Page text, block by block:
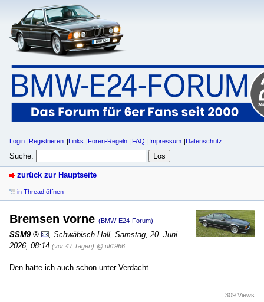
Login Registrieren Links Foren-Regeln FAQ Impressum Datenschutz
Suche:
zurück zur Hauptseite
in Thread öffnen
Bremsen vorne (BMW-E24-Forum)
SSM9 Schwäbisch Hall Samstag, 20. Juni
2026, 08:14 (vor 47 Tagen) @ uli1966
Den hatte ich auch schon unter Verdacht
309 Views